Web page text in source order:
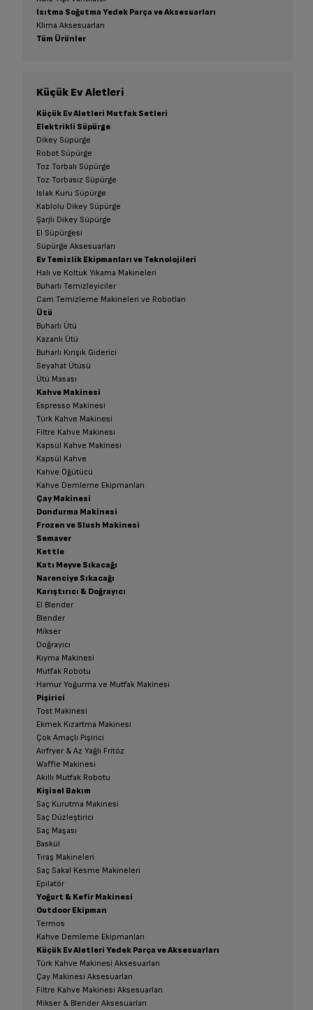
Isıtma Soğutma Yedek Parça ve Aksesuarları
Klima Aksesuarları
Tüm Ürünler
Küçük Ev Aletleri
Küçük Ev Aletleri Mutfak Setleri
Elektrikli Süpürge
Dikey Süpürge
Robot Süpürge
Toz Torbalı Süpürge
Toz Torbasız Süpürge
Islak Kuru Süpürge
Kablolu Dikey Süpürge
Şarjlı Dikey Süpürge
El Süpürgesi
Süpürge Aksesuarları
Ev Temizlik Ekipmanları ve Teknolojileri
Halı ve Koltuk Yıkama Makineleri
Buharlı Temizleyiciler
Cam Temizleme Makineleri ve Robotları
Ütü
Buharlı Ütü
Kazanlı Ütü
Buharlı Kırışık Giderici
Seyahat Ütüsü
Ütü Masası
Kahve Makinesi
Espresso Makinesi
Türk Kahve Makinesi
Filtre Kahve Makinesi
Kapsül Kahve Makinesi
Kapsül Kahve
Kahve Öğütücü
Kahve Demleme Ekipmanları
Çay Makinesi
Dondurma Makinesi
Frozen ve Slush Makinesi
Semaver
Kettle
Katı Meyve Sıkacağı
Narenciye Sıkacağı
Karıştırıcı & Doğrayıcı
El Blender
Blender
Mikser
Doğrayıcı
Kıyma Makinesi
Mutfak Robotu
Hamur Yoğurma ve Mutfak Makinesi
Pişirici
Tost Makinesi
Ekmek Kızartma Makinesi
Çok Amaçlı Pişirici
Airfryer & Az Yağlı Fritöz
Waffle Makinesi
Akıllı Mutfak Robotu
Kişisel Bakım
Saç Kurutma Makinesi
Saç Düzleştirici
Saç Maşası
Baskül
Tıraş Makineleri
Saç Sakal Kesme Makineleri
Epilatör
Yoğurt & Kefir Makinesi
Outdoor Ekipman
Termos
Kahve Demleme Ekipmanları
Küçük Ev Aletleri Yedek Parça ve Aksesuarları
Türk Kahve Makinesi Aksesuarları
Çay Makinesi Aksesuarları
Filtre Kahve Makinesi Aksesuarları
Mikser & Blender Aksesuarları